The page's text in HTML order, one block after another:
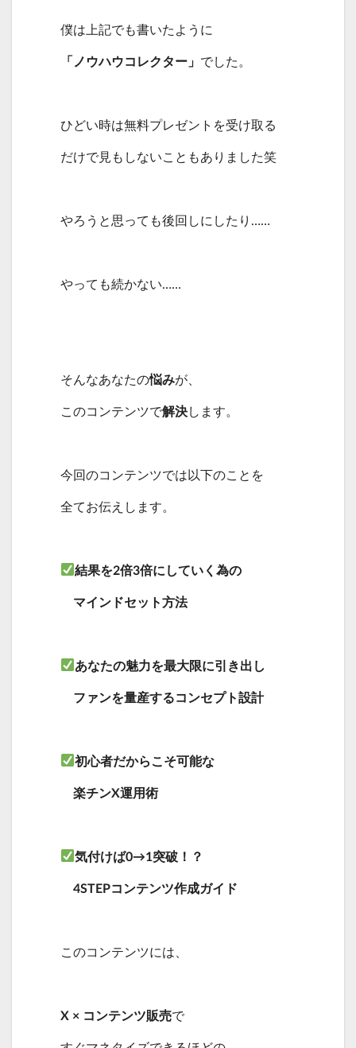
僕は上記でも書いたように
「ノウハウコレクター」 でした。
ひどい時は無料プレゼントを受け取る
だけで見もしないこともありました笑
やろうと思っても後回しにしたり……
やっても続かない……
そんなあなたの悩みが、
このコンテンツで解決します。
今回のコンテンツでは以下のことを
全てお伝えします。
結果を2倍3倍にしていく為の
マインドセット方法
あなたの魅力を最大限に引き出し
ファンを量産するコンセプト設計
初心者だからこそ可能な
楽チンX運用術
気付けば0→1突破！？
4STEPコンテンツ作成ガイド
このコンテンツには、
X × コンテンツ販売で